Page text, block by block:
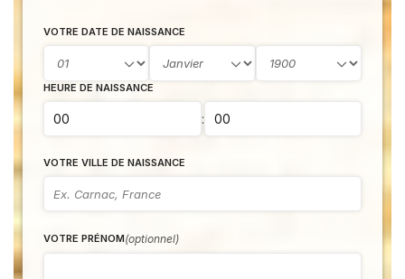
VOTRE DATE DE NAISSANCE
HEURE DE NAISSANCE
:
VOTRE VILLE DE NAISSANCE
VOTRE PRÉNOM(optionnel)